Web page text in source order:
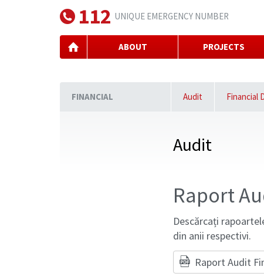
112 UNIQUE EMERGENCY NUMBER
ABOUT PROJECTS
FINANCIAL Audit Financial
Audit
Raport
Descărcați
din anii respectivi.
Raport Audit